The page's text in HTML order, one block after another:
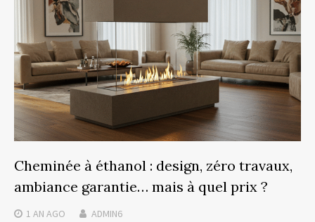
Cheminée à éthanol : design, zéro travaux,
ambiance garantie… mais à quel prix ?
1 AN AGO ADMIN6